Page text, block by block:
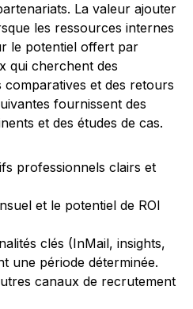
La valeur ajouter
les ressources internes
le potentiel offert par
qui cherchent des
comparatives et des retours
fournissent des
et des études de cas.
professionnels clairs et
et le potentiel de ROI
clés (InMail, insights,
une période déterminée.
canaux de recrutement